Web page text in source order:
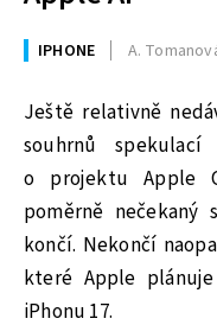
IPHONE A.
Ještě relativně
souhrnů
o projektu Apple
poměrně nečekaný
končí. Nekončí
které Apple
iPhonu 17.